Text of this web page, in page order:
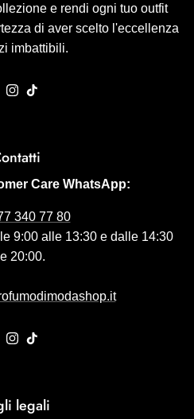
e rendi ogni tuo outfit
di aver scelto l'eccellenza
imbattibili.
Instagram
TikTok
Care WhatsApp:
340 77 80
9:00 alle 13:30 e dalle 14:30
20:00.
Instagram
TikTok
legali